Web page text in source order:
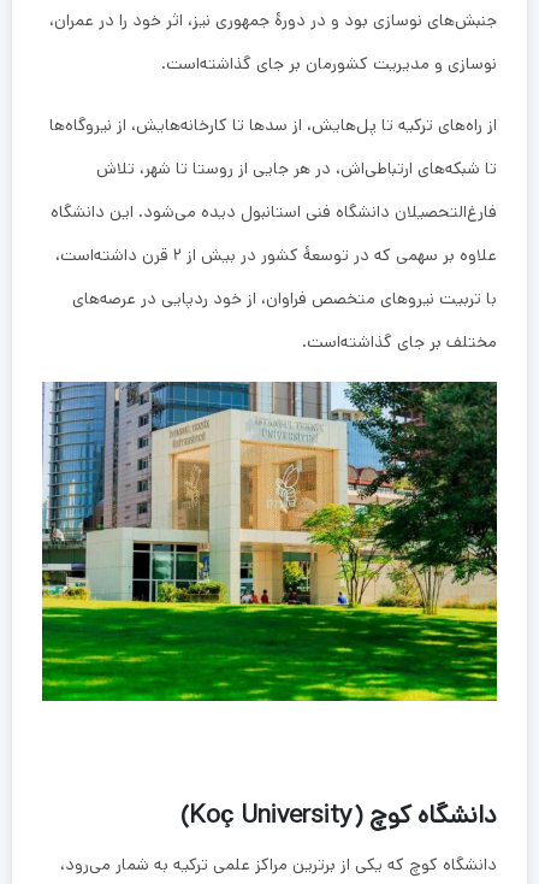
جنبش‌های نوسازی بود و در دورهٔ جمهوری نیز، اثر خود را در عمران،
نوسازی و مدیریت کشورمان بر جای گذاشته‌است.
از راه‌های ترکیه تا پل‌هایش، از سدها تا کارخانه‌هایش، از نیروگاه‌ها
تا شبکه‌های ارتباطی‌اش، در هر جایی از روستا تا شهر، تلاش
فارغ‌التحصیلان دانشگاه فنی استانبول دیده می‌شود. این دانشگاه
علاوه بر سهمی که در توسعهٔ کشور در بیش از ۲ قرن داشته‌است،
با تربیت نیروهای متخصص فراوان، از خود ردپایی در عرصه‌های
مختلف بر جای گذاشته‌است.
دانشگاه کوچ (Koç University)
دانشگاه کوچ که یکی از برترین مراکز علمی ترکیه به شمار می‌رود،